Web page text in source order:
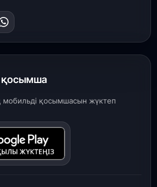
қосымша
қосымшасын жүктеп